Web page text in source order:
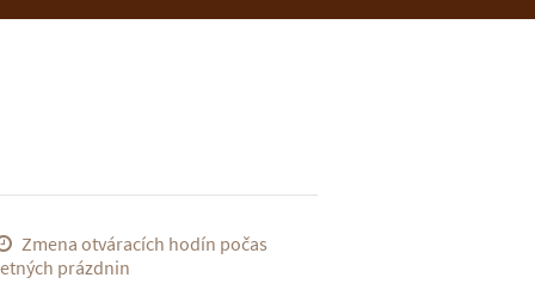
Zmena otváracích hodín počas
prázdnin